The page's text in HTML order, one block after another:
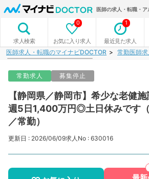
医師の求人・転職・
求人検索 お気に入り求人
0
最近見た求人
1
医師求人・転職のマイナビDOCTOR 常勤医師求
常勤求人 募集停止
【静岡県／静岡市】希少な老健
週5日1,400万円◎土日休みです
／常勤）
更新日 : 2026/06/09求人No : 630016